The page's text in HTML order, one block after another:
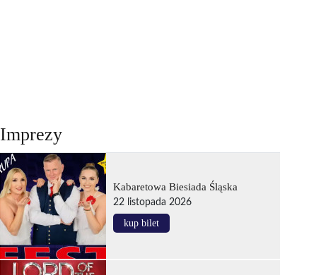
Imprezy
Kabaretowa Biesiada Śląska
22 listopada 2026
kup bilet